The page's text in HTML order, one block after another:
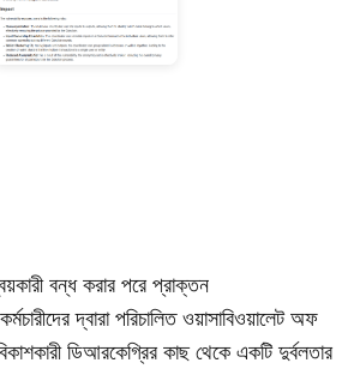
বন্ধ করার পরে প্রাক্তন
দ্বারা পরিচালিত ওয়াসাবিওয়ালেট অফ
ডিআরকেগ্রির কাছ থেকে একটি দুর্বলতার